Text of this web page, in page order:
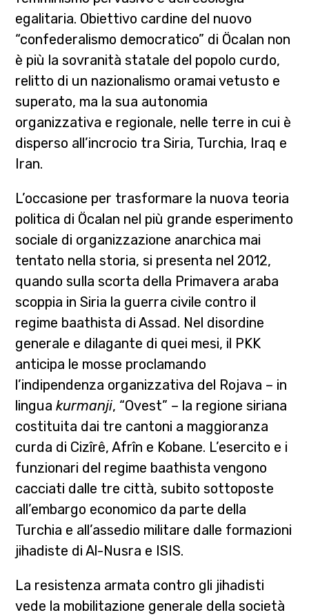
egalitaria. Obiettivo cardine del nuovo
“confederalismo democratico” di Öcalan non
è più la sovranità statale del popolo curdo,
relitto di un nazionalismo oramai vetusto e
superato, ma la sua autonomia
organizzativa e regionale, nelle terre in cui è
disperso all’incrocio tra Siria, Turchia, Iraq e
Iran.
L’occasione per trasformare la nuova teoria
politica di Öcalan nel più grande esperimento
sociale di organizzazione anarchica mai
tentato nella storia, si presenta nel 2012,
quando sulla scorta della Primavera araba
scoppia in Siria la guerra civile contro il
regime baathista di Assad. Nel disordine
generale e dilagante di quei mesi, il PKK
anticipa le mosse proclamando
l’indipendenza organizzativa del Rojava – in
linguakurmanji, “Ovest” – la regione siriana
costituita dai tre cantoni a maggioranza
curda di Cizîrê, Afrîn e Kobane. L’esercito e i
funzionari del regime baathista vengono
cacciati dalle tre città, subito sottoposte
all’embargo economico da parte della
Turchia e all’assedio militare dalle formazioni
jihadiste di Al-Nusra e ISIS.
La resistenza armata contro gli jihadisti
vede la mobilitazione generale della società